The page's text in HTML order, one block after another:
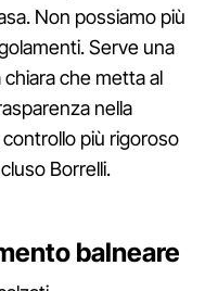
Non possiamo più
Serve una
che metta al
nella
più rigoroso
Borrelli.
balneare